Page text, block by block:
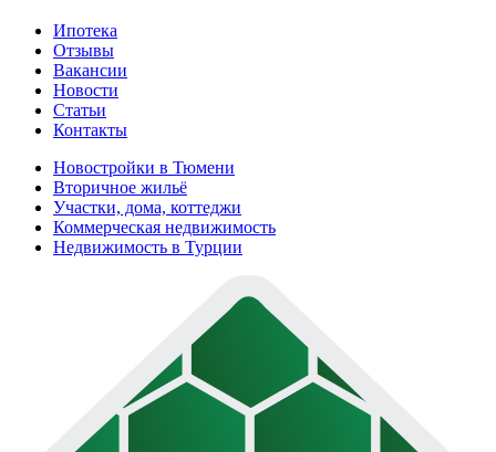
Ипотека
Отзывы
Вакансии
Новости
Статьи
Контакты
Новостройки в Тюмени
Вторичное жильё
Участки, дома, коттеджи
Коммерческая недвижимость
Недвижимость в Турции